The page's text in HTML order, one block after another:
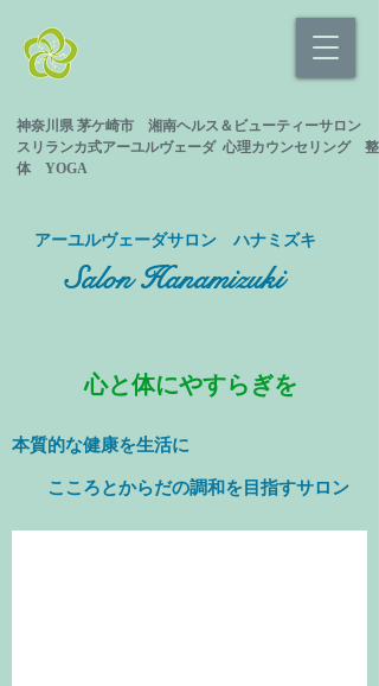
神奈川県 茅ケ崎市 湘南ヘルス＆ビューティーサロン
スリランカ式アーユルヴェーダ 心理カウンセリング 整
体 YOGA
​アーユルヴェーダサロン ハナミズキ
Salon Hanamizuki
心と体にやすらぎを
本質的な健康を生活に
​ こころとからだの調和を目指すサロン